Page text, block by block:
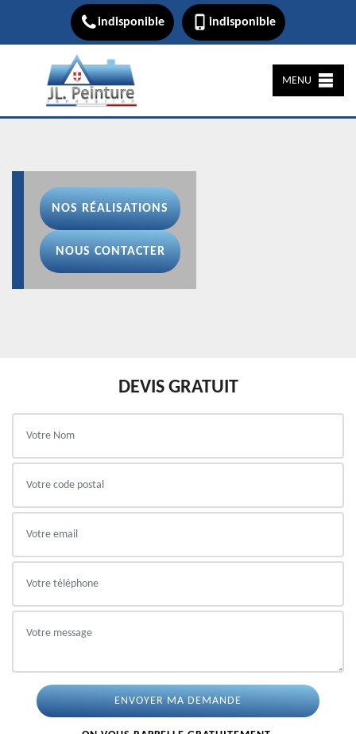
indisponible indisponible
MENU
NOS RÉALISATIONS
NOUS CONTACTER
DEVIS GRATUIT